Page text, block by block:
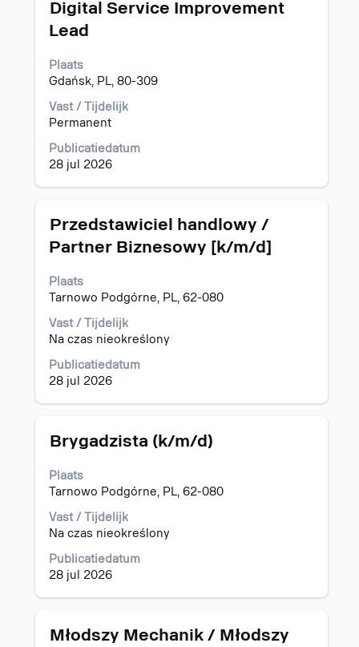
Titel
Digital Service Improvement
Lead
Plaats
Gdańsk, PL, 80-309
Vast / Tijdelijk
Permanent
Publicatiedatum
28 jul 2026
Selecteer
deze
spatiebalk
de
volledige
inhoud
van
functiegegevens
weer
Titel
Przedstawiciel handlowy /
Partner Biznesowy [k/m/d]
Plaats
Tarnowo Podgórne, PL, 62-080
Vast / Tijdelijk
Na czas nieokreślony
Publicatiedatum
28 jul 2026
Selecteer
spatiebalk
de
volledige
inhoud
van
functiegegevens
weer
Titel
Brygadzista (k/m/d)
Plaats
Tarnowo Podgórne, PL, 62-080
Vast / Tijdelijk
Na czas nieokreślony
Publicatiedatum
28 jul 2026
Selecteer
deze
spatiebalk
om
volledige
inhoud
de
functiegegevens
weer
geven.
Titel
Młodszy Mechanik / Młodszy
Selecteer